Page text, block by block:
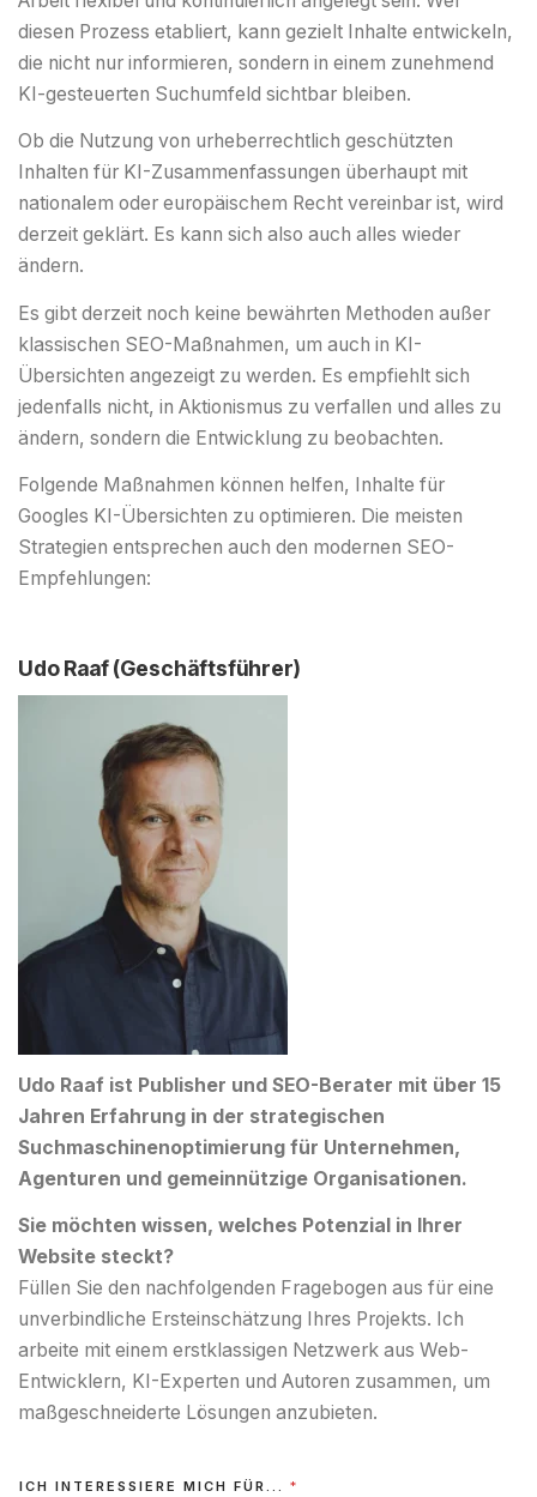
diesen Prozess etabliert, kann gezielt Inhalte entwickeln,
die nicht nur informieren, sondern in einem zunehmend
KI-gesteuerten Suchumfeld sichtbar bleiben.
Ob die Nutzung von urheberrechtlich geschützten
Inhalten für KI-Zusammenfassungen überhaupt mit
nationalem oder europäischem Recht vereinbar ist, wird
derzeit geklärt. Es kann sich also auch alles wieder
ändern.
Es gibt derzeit noch keine bewährten Methoden außer
klassischen SEO-Maßnahmen, um auch in KI-
Übersichten angezeigt zu werden. Es empfiehlt sich
jedenfalls nicht, in Aktionismus zu verfallen und alles zu
ändern, sondern die Entwicklung zu beobachten.
Folgende Maßnahmen können helfen, Inhalte für
Googles KI-Übersichten zu optimieren. Die meisten
Strategien entsprechen auch den modernen SEO-
Empfehlungen:
Udo Raaf (Geschäftsführer)
Udo Raaf ist Publisher und SEO-Berater mit über 15
Jahren Erfahrung in der strategischen
Suchmaschinenoptimierung für Unternehmen,
Agenturen und gemeinnützige Organisationen.
Sie möchten wissen, welches Potenzial in Ihrer
Website steckt?
Füllen Sie den nachfolgenden Fragebogen aus für eine
unverbindliche Ersteinschätzung Ihres Projekts. Ich
arbeite mit einem erstklassigen Netzwerk aus Web-
Entwicklern, KI-Experten und Autoren zusammen, um
maßgeschneiderte Lösungen anzubieten.
ICH INTERESSIERE MICH FÜR... *